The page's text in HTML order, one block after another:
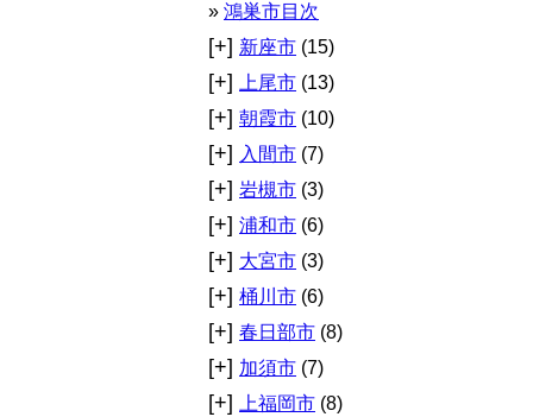
鴻巣市目次
[+] 新座市 (15)
[+] 上尾市 (13)
[+] 朝霞市 (10)
[+] 入間市 (7)
[+] 岩槻市 (3)
[+] 浦和市 (6)
[+] 大宮市 (3)
[+] 桶川市 (6)
[+] 春日部市 (8)
[+] 加須市 (7)
[+] 上福岡市 (8)